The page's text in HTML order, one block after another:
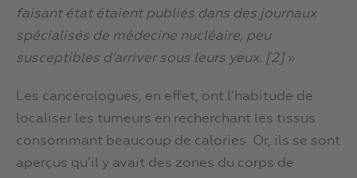
faisant état étaient publiés dans des journaux
spécialisés de médecine nucléaire, peu
susceptibles d’arriver sous leurs yeux. [2] »
Les cancérologues, en effet, ont l’habitude de
localiser les tumeurs en recherchant les tissus
consommant beaucoup de calories. Or, ils se sont
aperçus qu’il y avait des zones du corps de